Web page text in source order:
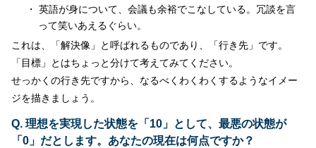
英語が身について、会議も余裕でこなしている。冗談を言
って笑いあえるぐらい。
これは、「解決像」と呼ばれるものであり、「行き先」です。
「目標」とはちょっと分けて考えてみてください。
せっかくの行き先ですから、なるべくわくわくするようなイメー
ジを描きましょう。
Q. 理想を実現した状態を「10」として、最悪の状態が
「0」だとします。あなたの現在は何点ですか？